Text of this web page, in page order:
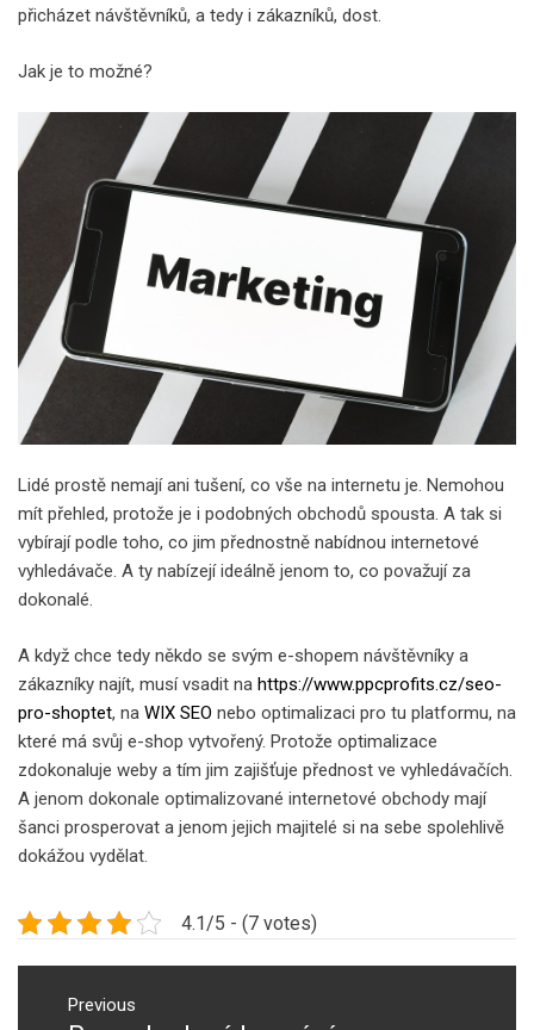
přicházet návštěvníků, a tedy i zákazníků, dost.
Jak je to možné?
Lidé prostě nemají ani tušení, co vše na internetu je. Nemohou
mít přehled, protože je i podobných obchodů spousta. A tak si
vybírají podle toho, co jim přednostně nabídnou internetové
vyhledávače. A ty nabízejí ideálně jenom to, co považují za
dokonalé.
A když chce tedy někdo se svým e-shopem návštěvníky a
zákazníky najít, musí vsadit na https://www.ppcprofits.cz/seo-
pro-shoptet, na WIX SEO nebo optimalizaci pro tu platformu, na
které má svůj e-shop vytvořený. Protože optimalizace
zdokonaluje weby a tím jim zajišťuje přednost ve vyhledávačích.
A jenom dokonale optimalizované internetové obchody mají
šanci prosperovat a jenom jejich majitelé si na sebe spolehlivě
dokážou vydělat.
4.1/5 - (7 votes)
Navigace
Previous